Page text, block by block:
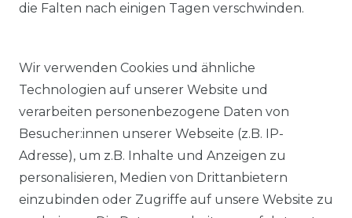
die Falten nach einigen Tagen verschwinden.
KOSTENLOSER & SCHNELLER VERSAND
Wir verwenden Cookies und ähnliche
Technologien auf unserer Website und
verarbeiten personenbezogene Daten von
Besucher:innen unserer Webseite (z.B. IP-
Adresse), um z.B. Inhalte und Anzeigen zu
personalisieren, Medien von Drittanbietern
einzubinden oder Zugriffe auf unsere Website zu